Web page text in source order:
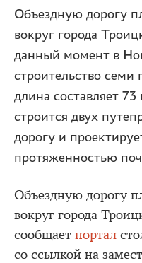
Объездную дорогу
вокруг города
данный момент в
строительство
длина составляет
строится двух
дорогу и
протяженностью
Объездную дорогу
вокруг города
сообщает портал
со ссылкой на